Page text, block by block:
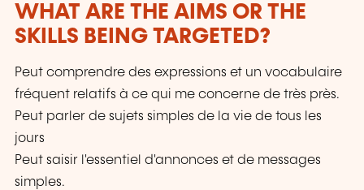
WHAT ARE THE AIMS OR THE
SKILLS BEING TARGETED?
Peut comprendre des expressions et un vocabulaire
fréquent relatifs à ce qui me concerne de très près.
Peut parler de sujets simples de la vie de tous les
jours
Peut saisir l'essentiel d'annonces et de messages
simples.